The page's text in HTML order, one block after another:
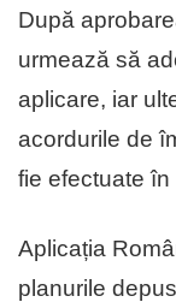
După
urmează să
aplicare, iar
acordurile de
fie efectuate în
Aplicația
planurile